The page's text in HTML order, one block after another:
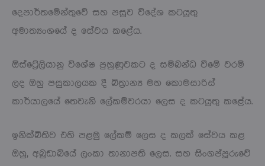
දෙපාර්තමේන්තුවේ සහ පසුව විදේශ කටයුතු
අමාත්‍යංශයේ ද සේවය කළේය.
ඕස්ට්‍රේලියානු විශේෂ පුහුණුවකට ද සම්බන්ධ වීමේ වරම්
ලද ඔහු පසුකාලයක දී බිත්‍රාන්‍ය මහ කොමසාරිස්
කාර්යාලයේ තෙවැනි ලේකම්වරයා ලෙස ද කටයුතු කළේය.
ඉනික්බිතිව එහි පළමු ලේකම් ලෙස ද කලක් සේවය කළ
ඔහු, අබුඩාබියේ ලංකා තානාපති ලෙස. සහ සිංගප්පූරුවේ